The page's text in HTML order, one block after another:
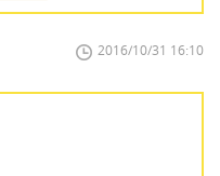
2016/10/31 16:10